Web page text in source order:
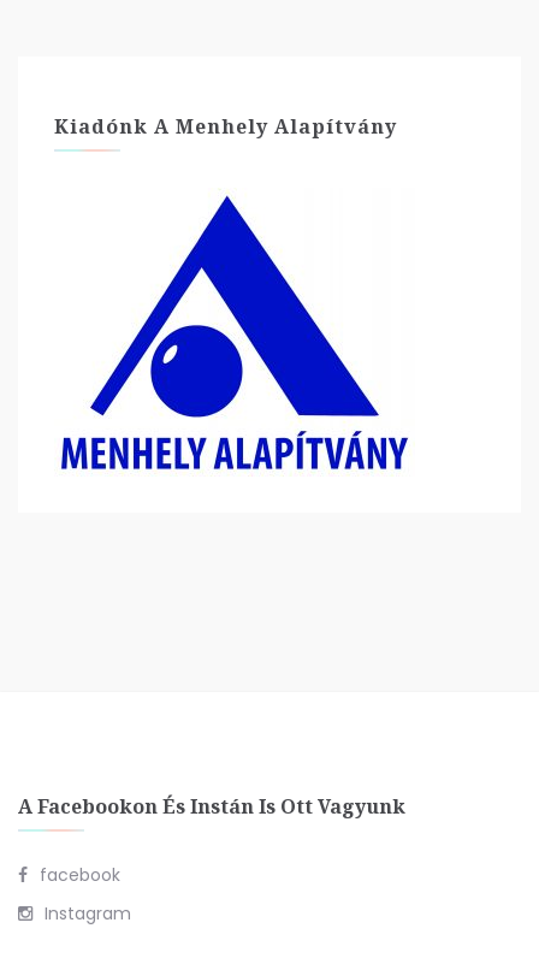
Kiadónk A Menhely Alapítvány
A Facebookon És Instán Is Ott Vagyunk
facebook
Instagram